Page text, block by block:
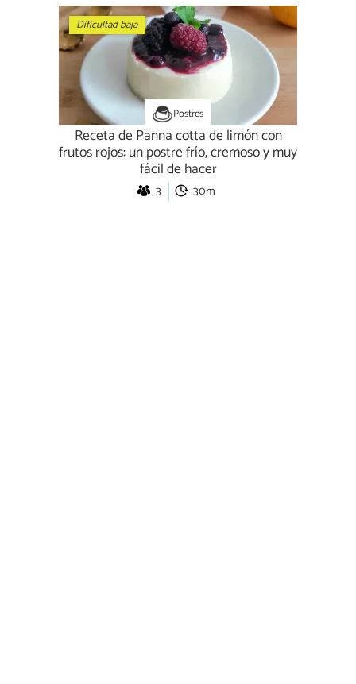
Dificultad baja
Postres
Receta de Panna cotta de limón con
frutos rojos: un postre frío, cremoso y muy
fácil de hacer
3 30m